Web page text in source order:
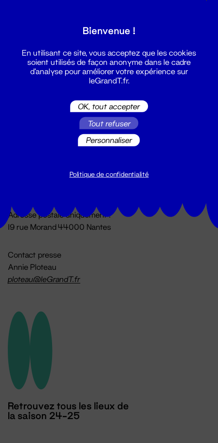
Du lundi au vendredi 14h → 18h
Adresse postale uniquement :
19 rue Morand 44000 Nantes
Contact presse
Annie Ploteau
ploteau@leGrandT.fr
Retrouvez tous les lieux de
la saison 24-25
Bienvenue !
En utilisant ce site, vous acceptez que les cookies
soient utilisés de façon anonyme dans le cadre
d'analyse pour améliorer votre expérience sur
leGrandT.fr.
OK, tout accepter
Tout refuser
Personnaliser
Politique de confidentialité